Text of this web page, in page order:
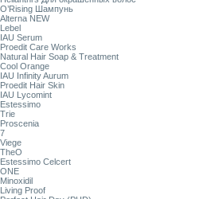
O’Rising Шампунь
Alterna NEW
Lebel
IAU Serum
Proedit Care Works
Natural Hair Soap & Treatment
Cool Orange
IAU Infinity Aurum
Proedit Hair Skin
IAU Lycomint
Estessimo
Trie
Proscenia
7
Viege
TheO
Estessimo Celcert
ONE
Minoxidil
Living Proof